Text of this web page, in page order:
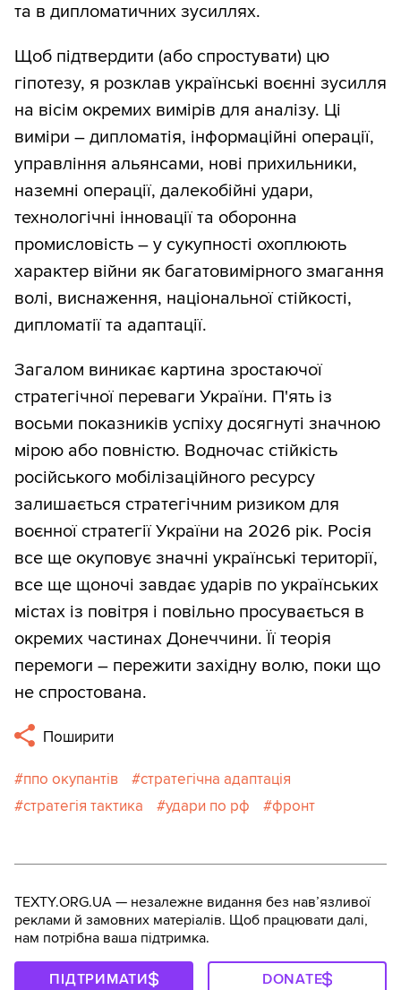
та в дипломатичних зусиллях.
Щоб підтвердити (або спростувати) цю
гіпотезу, я розклав українські воєнні зусилля
на вісім окремих вимірів для аналізу. Ці
виміри – дипломатія, інформаційні операції,
управління альянсами, нові прихильники,
наземні операції, далекобійні удари,
технологічні інновації та оборонна
промисловість – у сукупності охоплюють
характер війни як багатовимірного змагання
волі, виснаження, національної стійкості,
дипломатії та адаптації.
Загалом виникає картина зростаючої
стратегічної переваги України. П'ять із
восьми показників успіху досягнуті значною
мірою або повністю. Водночас стійкість
російського мобілізаційного ресурсу
залишається стратегічним ризиком для
воєнної стратегії України на 2026 рік. Росія
все ще окуповує значні українські території,
все ще щоночі завдає ударів по українських
містах із повітря і повільно просувається в
окремих частинах Донеччини. Її теорія
перемоги – пережити західну волю, поки що
не спростована.
Поширити
ппо окупантів
стратегічна адаптація
стратегія тактика
удари по рф фронт
TEXTY.ORG.UA — незалежне видання без навʼязливої
реклами й замовних матеріалів. Щоб працювати далі,
нам потрібна ваша підтримка.
ПІДТРИМАТИ DONATE